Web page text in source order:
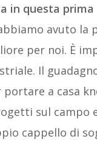
in questa prima
avuto
per noi. È
Il
portare a casa
sul campo
cappello di